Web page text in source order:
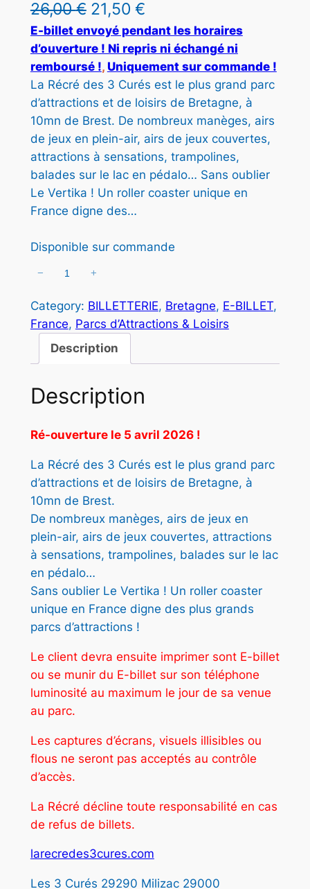
R
M
T
26,00€ L
e
p
r
i
x
n
i
i
a
l
é
t
i
:
2
6
,
0
.
21,50 €L
e
p
r
i
x
a
c
t
e
e
s
1
,
5
0
.
E-billet envoyé pendant les horaires
d’ouverture ! Ni repris ni échangé ni
remboursé !, Uniquement sur commande !
La Récré des 3 Curés est le plus grand parc
d’attractions et de loisirs de Bretagne, à
10mn de Brest. De nombreux manèges, airs
de jeux en plein-air, airs de jeux couvertes,
attractions à sensations, trampolines,
balades sur le lac en pédalo… Sans oublier
Le Vertika ! Un roller coaster unique en
France digne des…
Disponible sur commande
a
n
i
é
e
A
R
É
C
R
É
D
E
S
3
C
U
R
É
–
A
D
A
D
− +
Category: BILLETTERIE, Bretagne, E-BILLET
France, Parcs d’Attractions & Loisirs
Description
Description
Ré-ouverture le 5 avril 2026 !
La Récré des 3 Curés est le plus grand parc
d’attractions et de loisirs de Bretagne, à
10mn de Brest.
De nombreux manèges, airs de jeux en
plein-air, airs de jeux couvertes, attractions
à sensations, trampolines, balades sur le lac
en pédalo…
Sans oublier Le Vertika ! Un roller coaster
unique en France digne des plus grands
parcs d’attractions !
Le client devra ensuite imprimer sont E-billet
ou se munir du E-billet sur son téléphone
luminosité au maximum le jour de sa venue
au parc.
Les captures d’écrans, visuels illisibles ou
flous ne seront pas acceptés au contrôle
d’accès.
La Récré décline toute responsabilité en cas
de refus de billets.
larecredes3cures.com
Les 3 Curés 29290 Milizac 29000